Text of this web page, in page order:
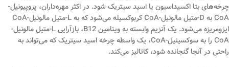
چرخه‌های بتا اکسیداسیون یا اسید سیتریک شود. در اکثر مهره‌داران، پروپیونیل-
CoA به D-متیل مالونیل-CoA کربوکسیله می‌شود که به L-متیل مالونیل-CoA
ایزومریزه می‌شود. یک آنزیم وابسته به ویتامین B12، بازآرایی L-متیل مالونیل-
CoA را به سوکسینیل-CoA، یک واسطه چرخه اسید سیتریک که می‌تواند به
راحتی در آنجا گنجانده شود، کاتالیز می‌کند.